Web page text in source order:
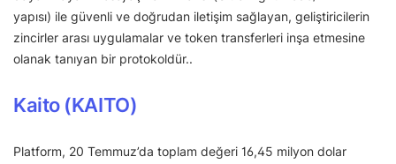
yapısı) ile güvenli ve doğrudan iletişim sağlayan, geliştiricilerin
zincirler arası uygulamalar ve token transferleri inşa etmesine
olanak tanıyan bir protokoldür..
Kaito (KAITO)
Platform, 20 Temmuz’da toplam değeri 16,45 milyon dolar